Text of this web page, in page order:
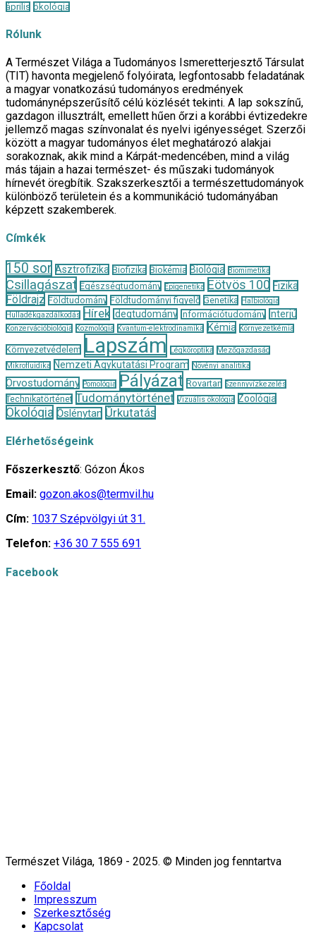
április ökológia
Rólunk
A Természet Világa a Tudományos Ismeretterjesztő Társulat
(TIT) havonta megjelenő folyóirata, legfontosabb feladatának
a magyar vonatkozású tudományos eredmények
tudománynépszerűsítő célú közlését tekinti. A lap sokszínű,
gazdagon illusztrált, emellett hűen őrzi a korábbi évtizedekre
jellemző magas színvonalat és nyelvi igényességet. Szerzői
között a magyar tudományos élet meghatározó alakjai
sorakoznak, akik mind a Kárpát-medencében, mind a világ
más tájain a hazai természet- és műszaki tudományok
hírnevét öregbítik. Szakszerkesztői a természettudományok
különböző területein és a kommunikáció tudományában
képzett szakemberek.
Címkék
150 sor Asztrofizika Biofizika Biokémia Biológia Biomimetika
Csillagászat Egészségtudomány Epigenetika Eötvös 100 Fizika
Földrajz Földtudomány Földtudományi figyelő Genetika
Halbiológia
Hulladékgazdálkodás
Hírek Idegtudomány Információtudomány Interjú
Konzervációbiológia Kozmológia Kvantum-elektrodinamika Kémia Környezetkémia
Környezetvédelem Lapszám Légköroptika
Mezőgazdaság
Mikrofluidika
Nemzeti Agykutatási Program Növényi analitika
Orvostudomány Pomológia Pályázat Rovartan Szennyvízkezelés
Technikatörténet Tudománytörténet Vizuális ökológia Zoológia
Ökológia Őslénytan Űrkutatás
Elérhetőségeink
Főszerkesztő: Gózon Ákos
Email: gozon.akos@termvil.hu
Cím: 1037 Szépvölgyi út 31.
Telefon: +36 30 7 555 691
Facebook
Természet Világa, 1869 - 2025. © Minden jog fenntartva
Főoldal
Impresszum
Szerkesztőség
Kapcsolat